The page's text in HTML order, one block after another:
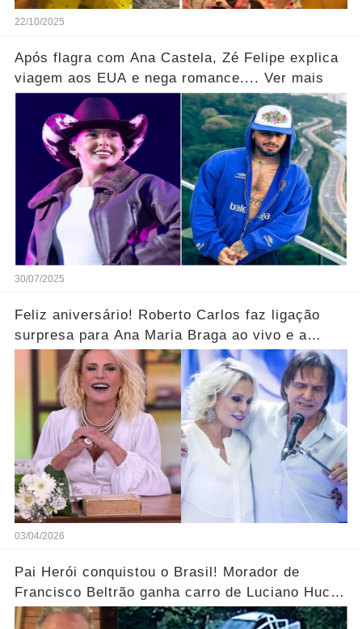
22/10/2025
Após flagra com Ana Castela, Zé Felipe explica
viagem aos EUA e nega romance.... Ver mais
30/07/2025
Feliz aniversário! Roberto Carlos faz ligação
surpresa para Ana Maria Braga ao vivo e a
parabeniza pelo aniversário..... Ver mais
03/04/2026
Pai Herói conquistou o Brasil! Morador de
Francisco Beltrão ganha carro de Luciano Huck
após vídeo dos filhos viralizar.... Ver mais